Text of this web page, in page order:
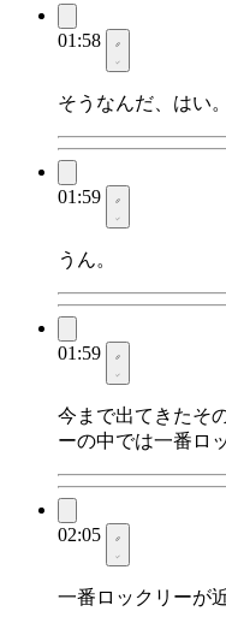
01:58
そうなんだ、はい。
01:59
うん。
01:59
今まで出てきたそ
ーの中では一番ロ
02:05
一番ロックリーが